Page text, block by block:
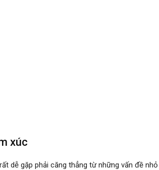
xúc
dễ gặp phải căng thẳng từ những vấn đề nhỏ